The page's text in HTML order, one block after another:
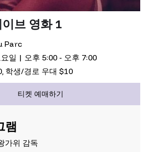
브 영화 1
Parc
일 | 오후 5:00 - 오후 7:00
학생/경로 우대 $10
티켓 예매하기
램
가위 감독